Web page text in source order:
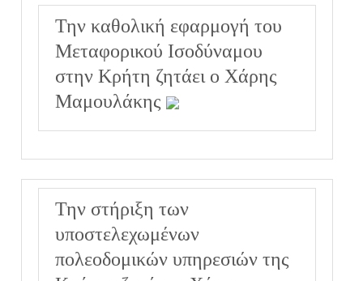
Την καθολική εφαρμογή του
Μεταφορικού Ισοδύναμου
στην Κρήτη ζητάει ο Χάρης
Μαμουλάκης
Την στήριξη των
υποστελεχωμένων
πολεοδομικών υπηρεσιών της